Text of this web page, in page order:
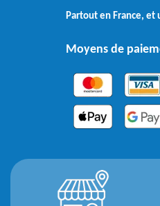
Partout en France, et
Moyens de